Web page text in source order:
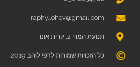
raphy.lohev@gmail.com
תנועת המרי 2, קרית אונו
כל הזכויות שמורות לרפי לוהב 2019